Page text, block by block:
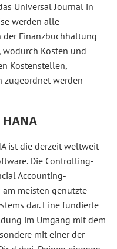
Universal Journal in
werden alle
Finanzbuchhaltung
Kosten und
Kostenstellen,
zugeordnet werden
ist die derzeit weltweit
Die Controlling-
Accounting-
meisten genutzte
dar. Eine fundierte
im Umgang mit dem
mit einer der